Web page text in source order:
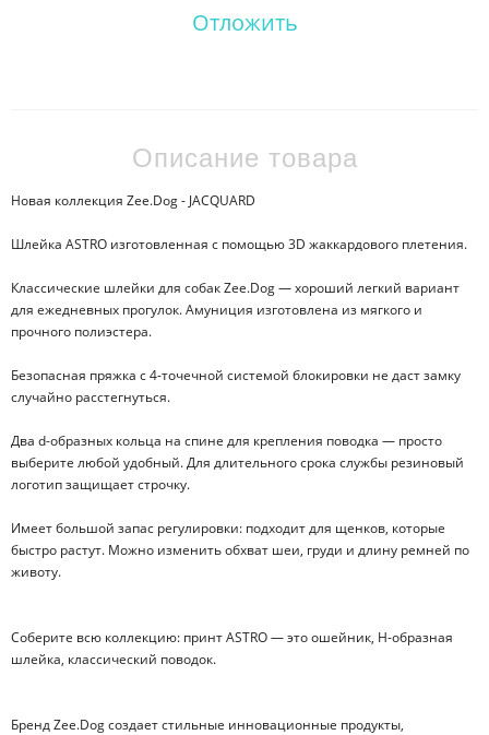
Отложить
Описание товара
Новая коллекция Zee.Dog - JACQUARD
Шлейка ASTRO изготовленная с помощью 3D жаккардового плетения.
Классические шлейки для собак Zee.Dog — хороший легкий вариант
для ежедневных прогулок. Амуниция изготовлена из мягкого и
прочного полиэстера.
Безопасная пряжка с 4-точечной системой блокировки не даст замку
случайно расстегнуться.
Два d-образных кольца на спине для крепления поводка — просто
выберите любой удобный. Для длительного срока службы резиновый
логотип защищает строчку.
Имеет большой запас регулировки: подходит для щенков, которые
быстро растут. Можно изменить обхват шеи, груди и длину ремней по
животу.
Соберите всю коллекцию: принт ASTRO — это ошейник, Н-образная
шлейка, классический поводок.
Бренд Zee.Dog создает стильные инновационные продукты,